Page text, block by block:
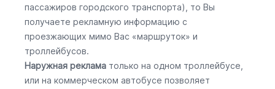
пассажиров городского транспорта), то Вы
получаете рекламную информацию с
проезжающих мимо Вас «маршруток» и
троллейбусов.
Наружная реклама только на одном троллейбусе,
или на коммерческом автобусе позволяет